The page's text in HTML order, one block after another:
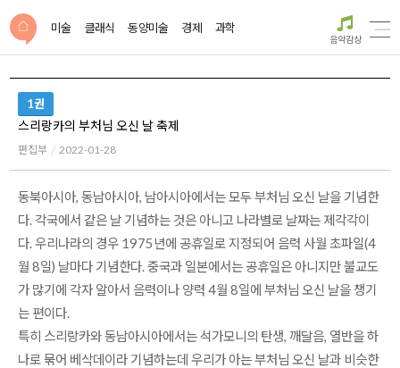
미술 클래식 동양미술 경제 과학
음악감상
1권
스리랑카의 부처님 오신 날 축제
편집부 2022-01-28
동북아시아, 동남아시아, 남아시아에서는 모두 부처님 오신 날을 기념한
다. 각국에서 같은 날 기념하는 것은 아니고 나라별로 날짜는 제각각이
다. 우리나라의 경우 1975년에 공휴일로 지정되어 음력 사월 초파일(4
월 8일) 날마다 기념한다. 중국과 일본에서는 공휴일은 아니지만 불교도
가 많기에 각자 알아서 음력이나 양력 4월 8일에 부처님 오신 날을 챙기
는 편이다.
특히 스리랑카와 동남아시아에서는 석가모니의 탄생, 깨달음, 열반을 하
나로 묶어 베삭데이라 기념하는데 우리가 아는 부처님 오신 날과 비슷한